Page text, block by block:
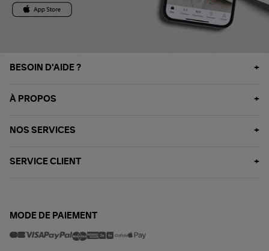
BESOIN D'AIDE ?
À PROPOS
NOS SERVICES
SERVICE CLIENT
MODE DE PAIEMENT